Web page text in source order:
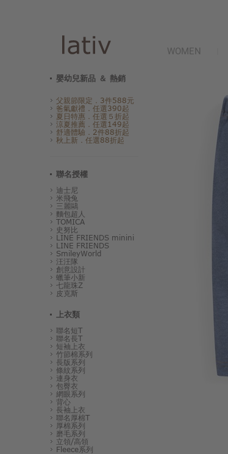
WOMEN
嬰幼兒新品 ＆ 熱銷
父親節限定．3件588元
爸氣獻禮．任選390起
夏日特惠．任選５折起
涼夏推薦．任選149起
舒適體驗．2件88折起
秋上新．任選88折起
聯名授權
迪士尼
米飛兔
三麗鷗
麵包超人
TOMICA
史努比
LINE FRIENDS minini
LINE FRIENDS
SmileyWorld
汪汪隊
創意設計
蠟筆小新
七龍珠Z
皮克斯
上衣類
聯名短T
聯名長T
短袖上衣
竹節棉系列
長版系列
條紋系列
連身衣
包臀衣
網眼系列
背心
長袖上衣
聯名厚棉T
厚棉系列
磨毛系列
立領/高領
Fleece系列